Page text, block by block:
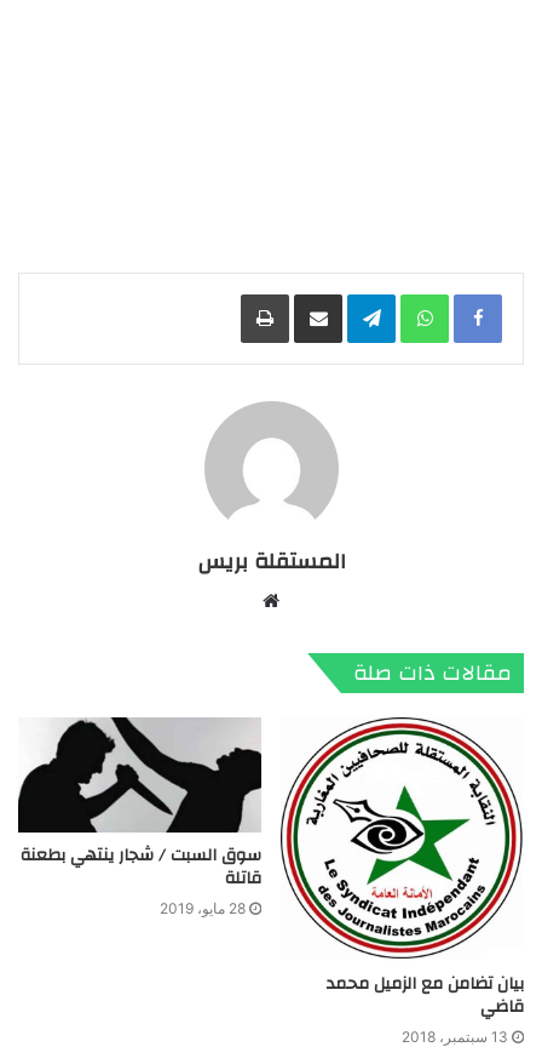
Facebook
WhatsApp
Telegramمشاركة عبر البريد طباعة
المستقلة بريس
مقالات ذات صلة
بيان تضامن مع الزميل محمد
قاضي
13 سبتمبر، 2018
سوق السبت / شجار ينتهي بطعنة
قاتلة
28 مايو، 2019